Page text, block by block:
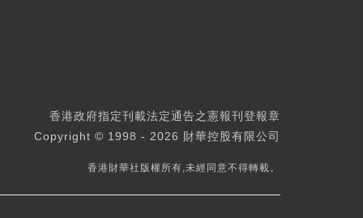
香港政府指定刊載法定通告之憲報刊登報章
Copyright © 1998 - 2026 財華控股有限公司
香港財華社版權所有,未經同意不得轉載。